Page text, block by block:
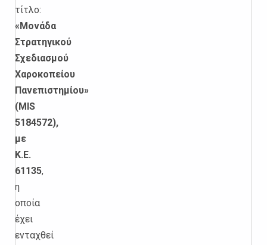
τίτλο:
«Μονάδα
Στρατηγικού
Σχεδιασμού
Χαροκοπείου
Πανεπιστημίου»
(MIS
5184572),
με
Κ.Ε.
61135,
η
οποία
έχει
ενταχθεί